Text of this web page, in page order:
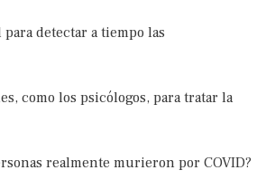
detectar a tiempo las
como los psicólogos, para tratar la
realmente murieron por COVID?